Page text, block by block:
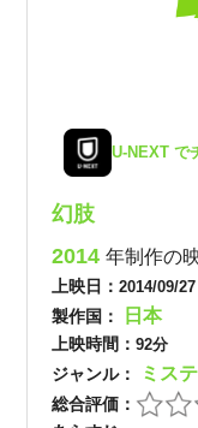
U-NEXT で
幻肢
2014年制作の
上映日：2014/09/27
製作国： 日本
上映時間：92分
ジャンル： ミス
総合評価：